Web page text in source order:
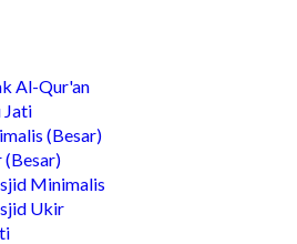
Al-Qur'an
Jati
(Besar)
Minimalis
Ukir